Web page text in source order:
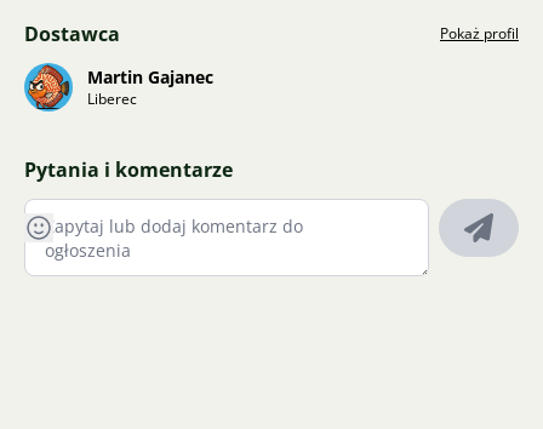
Dostawca Pokaż profil
Martin Gajanec
Liberec
Pytania i komentarze